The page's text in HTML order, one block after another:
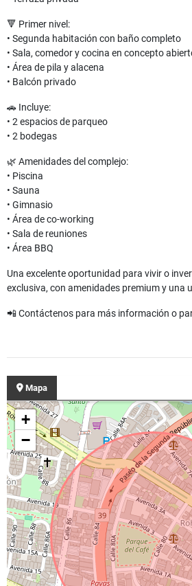
🔻 Primer nivel:
• Segunda habitación con baño completo
• Sala, comedor y cocina en concepto
• Área de pila y alacena
• Balcón privado
🚗 Incluye:
• 2 espacios de parqueo
• 2 bodegas
🌿 Amenidades del complejo:
• Piscina
• Sauna
• Gimnasio
• Área de co-working
• Sala de reuniones
• Área BBQ
Una excelente oportunidad para vivir o
exclusiva, con amenidades premium y una
📲 Contáctenos para más información o
Mapa
+
−